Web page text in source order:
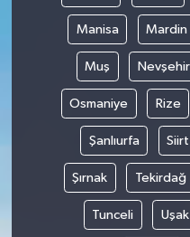
Manisa Mardin
Muş Nevşehir
Osmaniye Rize
Şanlıurfa Siirt
Şırnak Tekirdağ
Tunceli Uşak